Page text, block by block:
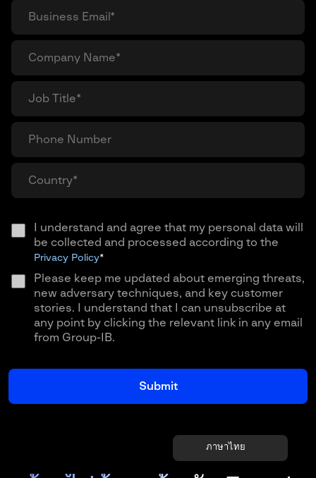
I understand and agree that my personal data will
be collected and processed according to the
Privacy Policy*
Please keep me updated about emerging threats,
new adversary techniques, and key customer
stories. I understand that I can unsubscribe at
any point by clicking the relevant link in any email
from Group-IB.
ภาษาไทย